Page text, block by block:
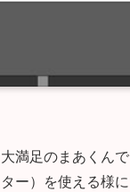
満足のまあくんで
ー）を使える様に